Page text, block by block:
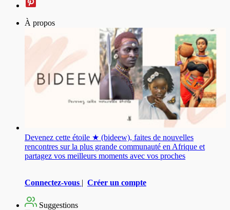
À propos
Devenez cette étoile ★ (bideew), faites de nouvelles
rencontres sur la plus grande communauté en Afrique et
partagez vos meilleurs moments avec vos proches
Connectez-vous | Créer un compte
Suggestions